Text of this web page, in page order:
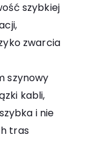
szybkiej
zwarcia
szynowy
kabli,
i nie
tras